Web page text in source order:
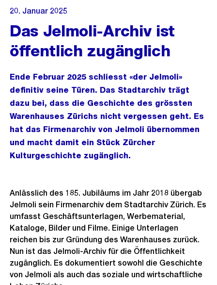
20. Januar 2025
Das Jelmoli-Archiv ist
öffentlich zugänglich
Ende Februar 2025 schliesst «der Jelmoli»
definitiv seine Türen. Das Stadtarchiv trägt
dazu bei, dass die Geschichte des grössten
Warenhauses Zürichs nicht vergessen geht. Es
hat das Firmenarchiv von Jelmoli übernommen
und macht damit ein Stück Zürcher
Kulturgeschichte zugänglich.
Anlässlich des 185. Jubiläums im Jahr 2018 übergab
Jelmoli sein Firmenarchiv dem Stadtarchiv Zürich. Es
umfasst Geschäftsunterlagen, Werbematerial,
Kataloge, Bilder und Filme. Einige Unterlagen
reichen bis zur Gründung des Warenhauses zurück.
Nun ist das Jelmoli-Archiv für die Öffentlichkeit
zugänglich. Es dokumentiert sowohl die Geschichte
von Jelmoli als auch das soziale und wirtschaftliche